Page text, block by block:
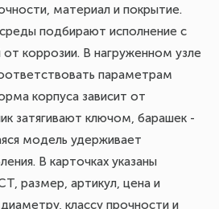
материал и покрытие.
подбирают исполнение с
коррозии. В нагруженном узле
параметрам
корпуса зависит от
затягивают ключом, барашек -
модель удерживает
В карточках указаны
размер, артикул, цена и
классу прочности и